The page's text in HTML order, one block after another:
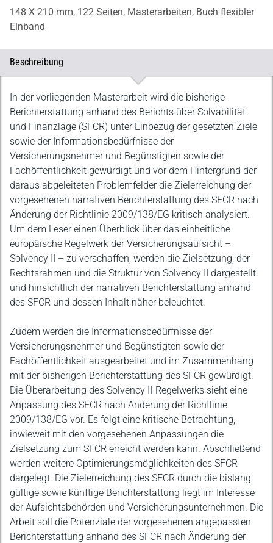
148 X 210 mm, 122 Seiten, Masterarbeiten, Buch flexibler
Einband
Beschreibung
Beschreibung
In der vorliegenden Masterarbeit wird die bisherige
Berichterstattung anhand des Berichts über Solvabilität
und Finanzlage (SFCR) unter Einbezug der gesetzten Ziele
sowie der Informationsbedürfnisse der
Versicherungsnehmer und Begünstigten sowie der
Fachöffentlichkeit gewürdigt und vor dem Hintergrund der
daraus abgeleiteten Problemfelder die Zielerreichung der
vorgesehenen narrativen Berichterstattung des SFCR nach
Änderung der Richtlinie 2009/138/EG kritisch analysiert.
Um dem Leser einen Überblick über das einheitliche
europäische Regelwerk der Versicherungsaufsicht –
Solvency II – zu verschaffen, werden die Zielsetzung, der
Rechtsrahmen und die Struktur von Solvency II dargestellt
und hinsichtlich der narrativen Berichterstattung anhand
des SFCR und dessen Inhalt näher beleuchtet.
Zudem werden die Informationsbedürfnisse der
Versicherungsnehmer und Begünstigten sowie der
Fachöffentlichkeit ausgearbeitet und im Zusammenhang
mit der bisherigen Berichterstattung des SFCR gewürdigt.
Die Überarbeitung des Solvency II-Regelwerks sieht eine
Anpassung des SFCR nach Änderung der Richtlinie
2009/138/EG vor. Es folgt eine kritische Betrachtung,
inwieweit mit den vorgesehenen Anpassungen die
Zielsetzung zum SFCR erreicht werden kann. Abschließend
werden weitere Optimierungsmöglichkeiten des SFCR
dargelegt. Die Zielerreichung des SFCR durch die bislang
gültige sowie künftige Berichterstattung liegt im Interesse
der Aufsichtsbehörden und Versicherungsunternehmen. Die
Arbeit soll die Potenziale der vorgesehenen angepassten
Berichterstattung anhand des SFCR nach Änderung der